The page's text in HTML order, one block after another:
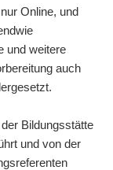
Online, und
und weitere
auch
Bildungsstätte
und von der